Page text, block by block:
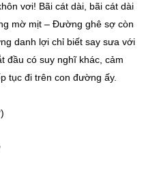
vơi! Bãi cát dài, bãi cát dài
mờ mịt – Đường ghê sợ còn
danh lợi chỉ biết say sưa với
đầu có suy nghĩ khác, cảm
tục đi trên con đường ấy.